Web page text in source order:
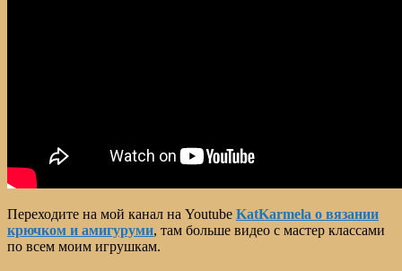
Переходите на мой канал на Youtube KatKarmela о вязании
крючком и амигуруми, там больше видео с мастер классами
по всем моим игрушкам.